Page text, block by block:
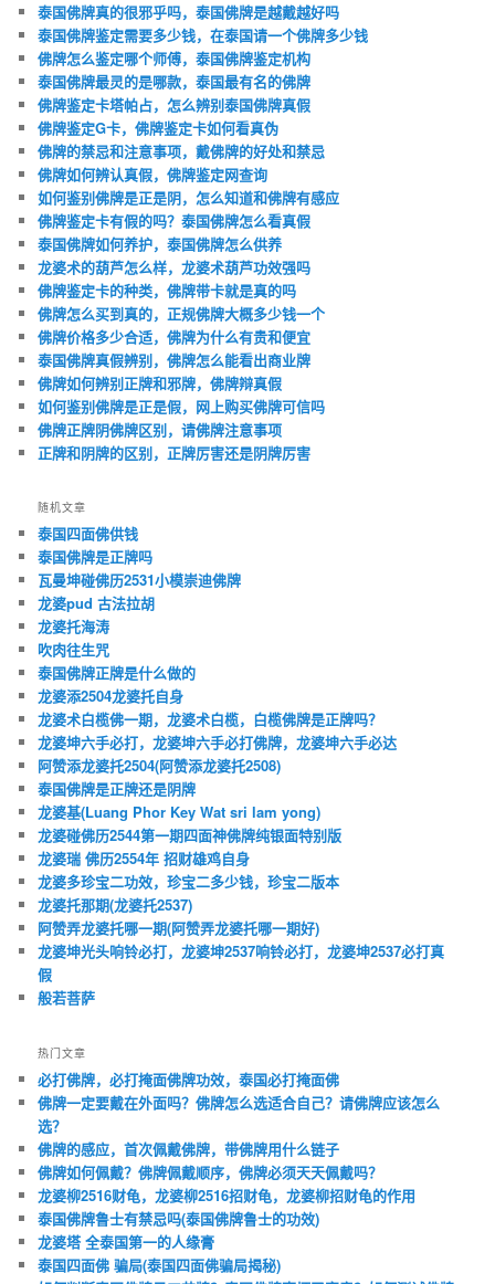
泰国佛牌真的很邪乎吗，泰国佛牌是越戴越好吗
泰国佛牌鉴定需要多少钱，在泰国请一个佛牌多少钱
佛牌怎么鉴定哪个师傅，泰国佛牌鉴定机构
泰国佛牌最灵的是哪款，泰国最有名的佛牌
佛牌鉴定卡塔帕占，怎么辨别泰国佛牌真假
佛牌鉴定G卡，佛牌鉴定卡如何看真伪
佛牌的禁忌和注意事项，戴佛牌的好处和禁忌
佛牌如何辨认真假，佛牌鉴定网查询
如何鉴别佛牌是正是阴，怎么知道和佛牌有感应
佛牌鉴定卡有假的吗？泰国佛牌怎么看真假
泰国佛牌如何养护，泰国佛牌怎么供养
龙婆术的葫芦怎么样，龙婆术葫芦功效强吗
佛牌鉴定卡的种类，佛牌带卡就是真的吗
佛牌怎么买到真的，正规佛牌大概多少钱一个
佛牌价格多少合适，佛牌为什么有贵和便宜
泰国佛牌真假辨别，佛牌怎么能看出商业牌
佛牌如何辨别正牌和邪牌，佛牌辩真假
如何鉴别佛牌是正是假，网上购买佛牌可信吗
佛牌正牌阴佛牌区别，请佛牌注意事项
正牌和阴牌的区别，正牌厉害还是阴牌厉害
随机文章
泰国四面佛供钱
泰国佛牌是正牌吗
瓦曼坤碰佛历2531小模崇迪佛牌
龙婆pud 古法拉胡
龙婆托海涛
吹肉往生咒
泰国佛牌正牌是什么做的
龙婆添2504龙婆托自身
龙婆术白榄佛一期，龙婆术白榄，白榄佛牌是正牌吗？
龙婆坤六手必打，龙婆坤六手必打佛牌，龙婆坤六手必达
阿赞添龙婆托2504(阿赞添龙婆托2508)
泰国佛牌是正牌还是阴牌
龙婆基(Luang Phor Key Wat sri lam yong)
龙婆碰佛历2544第一期四面神佛牌纯银面特别版
龙婆瑞 佛历2554年 招财雄鸡自身
龙婆多珍宝二功效，珍宝二多少钱，珍宝二版本
龙婆托那期(龙婆托2537)
阿赞弄龙婆托哪一期(阿赞弄龙婆托哪一期好)
龙婆坤光头响铃必打，龙婆坤2537响铃必打，龙婆坤2537必打真
假
般若菩萨
热门文章
必打佛牌，必打掩面佛牌功效，泰国必打掩面佛
佛牌一定要戴在外面吗？佛牌怎么选适合自己？请佛牌应该怎么
选？
佛牌的感应，首次佩戴佛牌，带佛牌用什么链子
佛牌如何佩戴？佛牌佩戴顺序，佛牌必须天天佩戴吗？
龙婆柳2516财龟，龙婆柳2516招财龟，龙婆柳招财龟的作用
泰国佛牌鲁士有禁忌吗(泰国佛牌鲁士的功效)
龙婆塔 全泰国第一的人缘膏
泰国四面佛 骗局(泰国四面佛骗局揭秘)